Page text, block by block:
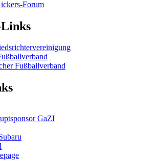
Fußballverband
GaZI